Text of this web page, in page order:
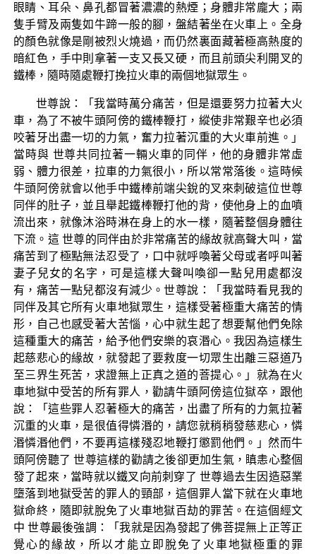
眼睛、耳朵、鼻孔都冒著濃濃的熱煙；身體非常龐大；兩
隻手臂及兩隻如牛蹄一般的腳，盤結著坐在火車上。全身
的顏色就像是剛被烈火燒過，而仍然裏面藏著極高熱度的
暗紅色，手中則拿著一支又長又硬，而且前頭尖利開叉的
鐵棒，隨時隨處鞭打挽拉火車的兩個地獄眾生。
世尊說：「我當時萬分痛苦，但是還要努力拉著大火
車，為了不被牛頭阿傍的鐵棒鞭打，縱使非常艱辛也必須
咬著牙出盡一切的力氣，奮力拉著沉重的大火車前進。」
當時與 世尊共同拉著一輛火車的同伴，他的身體非常虛
弱、體力很差，拉車的力氣很小，所以常常落後。這時候
牛頭阿傍就會以他手中鐵棒前端尖銳的叉來刺破這位世尊
同伴的肚子，並且舉起鐵棒鞭打他的背，使他身上的血噴
流出來，就像沐浴時淋在身上的水一樣，隨著整個身體往
下流。這 世尊的同伴由於非常痛苦的緣故就高聲大叫，當
痛苦到了極點無法忍受了，口中就呼喚著父母或者呼叫著
妻子兒女的名字，可是這樣大聲叫喚卻一點兒用處都沒
有，痛苦一點兒都沒有減少。世尊說：「我當時看見我的
同伴及其它所有火車地獄眾生，這樣受著極重大痛苦的情
形，自己也感受著大苦惱，心中就生起了想要幫他們免除
這種重大的痛苦，給予他們安樂的哀湣心。我因為這樣生
起慈悲心的緣故，就發起了要救度一切眾生出離三惡道乃
至三界生死苦，求證無上正真之道的菩提心。」就為在火
車地獄中受苦的所有罪人，勸請牛頭阿傍這位獄卒，跟他
說：「這些罪人忍著極大的痛苦，出盡了所有的力氣拉著
沉重的火車，是很值得憐湣的，請您就稍稍發慈悲心，憐
湣憐湣他們，不要再這樣殘忍地鞭打懲罰他們。」然而牛
頭阿傍聽了 世尊這樣的勸請之後卻更加生氣，瞋恚心整個
發了起來，當時就以鐵叉向前刺穿了 世尊過去生因造惡業
墮落到地獄受苦的罪人的頸部，這個罪人當下就在火車地
獄命終，隨即就脫免了火車地獄百劫的罪苦。在這個經文
中 世尊最後強調：「我就是因為發起了佛菩提無上正等正
覺心的緣故，所以才能立即脫免了火車地獄極重的罪